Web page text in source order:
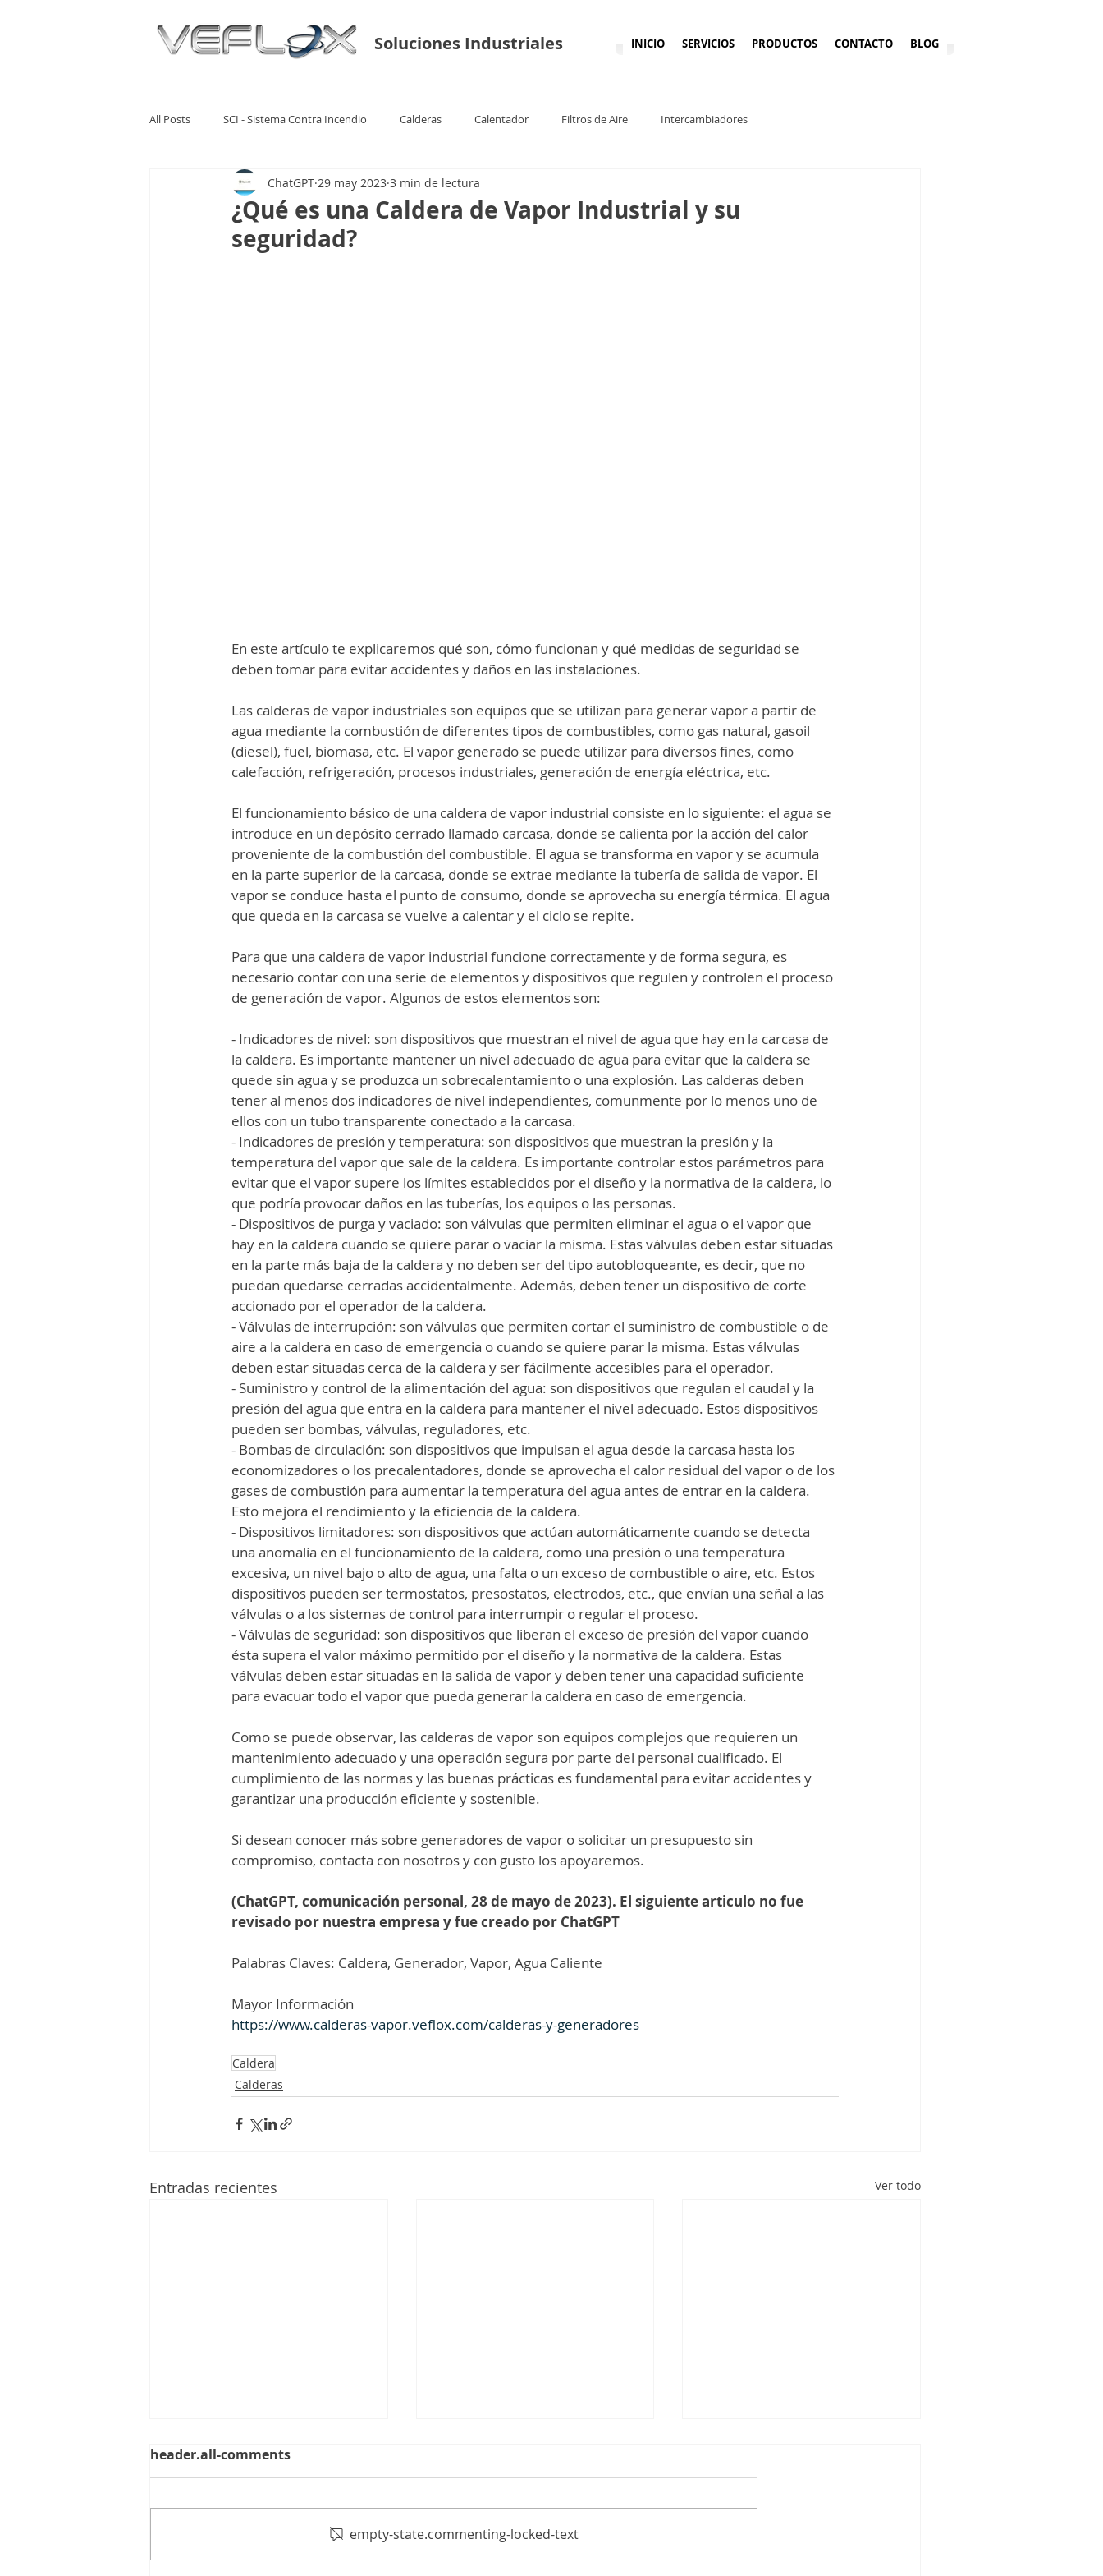
Soluciones Industriales INICIO SERVICIOS PRODUCTOS CONTACTO BLOG
All Posts SCI - Sistema Contra Incendio Calderas Calentador Filtros de Aire Intercambiadores
¿Qué es una Caldera de Vapor Industrial y su
seguridad?
ChatGPT 29 may 2023 3 min de lectura
En este artículo te explicaremos qué son, cómo funcionan y qué medidas de seguridad se
deben tomar para evitar accidentes y daños en las instalaciones.
Las calderas de vapor industriales son equipos que se utilizan para generar vapor a partir de
agua mediante la combustión de diferentes tipos de combustibles, como gas natural, gasoil
(diesel), fuel, biomasa, etc. El vapor generado se puede utilizar para diversos fines, como
calefacción, refrigeración, procesos industriales, generación de energía eléctrica, etc.
El funcionamiento básico de una caldera de vapor industrial consiste en lo siguiente: el agua se
introduce en un depósito cerrado llamado carcasa, donde se calienta por la acción del calor
proveniente de la combustión del combustible. El agua se transforma en vapor y se acumula
en la parte superior de la carcasa, donde se extrae mediante la tubería de salida de vapor. El
vapor se conduce hasta el punto de consumo, donde se aprovecha su energía térmica. El agua
que queda en la carcasa se vuelve a calentar y el ciclo se repite.
Para que una caldera de vapor industrial funcione correctamente y de forma segura, es
necesario contar con una serie de elementos y dispositivos que regulen y controlen el proceso
de generación de vapor. Algunos de estos elementos son:
- Indicadores de nivel: son dispositivos que muestran el nivel de agua que hay en la carcasa de
la caldera. Es importante mantener un nivel adecuado de agua para evitar que la caldera se
quede sin agua y se produzca un sobrecalentamiento o una explosión. Las calderas deben
tener al menos dos indicadores de nivel independientes, comunmente por lo menos uno de
ellos con un tubo transparente conectado a la carcasa.
- Indicadores de presión y temperatura: son dispositivos que muestran la presión y la
temperatura del vapor que sale de la caldera. Es importante controlar estos parámetros para
evitar que el vapor supere los límites establecidos por el diseño y la normativa de la caldera, lo
que podría provocar daños en las tuberías, los equipos o las personas.
- Dispositivos de purga y vaciado: son válvulas que permiten eliminar el agua o el vapor que
hay en la caldera cuando se quiere parar o vaciar la misma. Estas válvulas deben estar situadas
en la parte más baja de la caldera y no deben ser del tipo autobloqueante, es decir, que no
puedan quedarse cerradas accidentalmente. Además, deben tener un dispositivo de corte
accionado por el operador de la caldera.
- Válvulas de interrupción: son válvulas que permiten cortar el suministro de combustible o de
aire a la caldera en caso de emergencia o cuando se quiere parar la misma. Estas válvulas
deben estar situadas cerca de la caldera y ser fácilmente accesibles para el operador.
- Suministro y control de la alimentación del agua: son dispositivos que regulan el caudal y la
presión del agua que entra en la caldera para mantener el nivel adecuado. Estos dispositivos
pueden ser bombas, válvulas, reguladores, etc.
- Bombas de circulación: son dispositivos que impulsan el agua desde la carcasa hasta los
economizadores o los precalentadores, donde se aprovecha el calor residual del vapor o de los
gases de combustión para aumentar la temperatura del agua antes de entrar en la caldera.
Esto mejora el rendimiento y la eficiencia de la caldera.
- Dispositivos limitadores: son dispositivos que actúan automáticamente cuando se detecta
una anomalía en el funcionamiento de la caldera, como una presión o una temperatura
excesiva, un nivel bajo o alto de agua, una falta o un exceso de combustible o aire, etc. Estos
dispositivos pueden ser termostatos, presostatos, electrodos, etc., que envían una señal a las
válvulas o a los sistemas de control para interrumpir o regular el proceso.
- Válvulas de seguridad: son dispositivos que liberan el exceso de presión del vapor cuando
ésta supera el valor máximo permitido por el diseño y la normativa de la caldera. Estas
válvulas deben estar situadas en la salida de vapor y deben tener una capacidad suficiente
para evacuar todo el vapor que pueda generar la caldera en caso de emergencia.
Como se puede observar, las calderas de vapor son equipos complejos que requieren un
mantenimiento adecuado y una operación segura por parte del personal cualificado. El
cumplimiento de las normas y las buenas prácticas es fundamental para evitar accidentes y
garantizar una producción eficiente y sostenible.
Si desean conocer más sobre generadores de vapor o solicitar un presupuesto sin
compromiso, contacta con nosotros y con gusto los apoyaremos.
(ChatGPT, comunicación personal, 28 de mayo de 2023). El siguiente articulo no fue
revisado por nuestra empresa y fue creado por ChatGPT
Palabras Claves: Caldera, Generador, Vapor, Agua Caliente
Mayor Información
https://www.calderas-vapor.veflox.com/calderas-y-generadores
Caldera
Calderas
Entradas recientes Ver todo
header.all-comments
empty-state.commenting-locked-text